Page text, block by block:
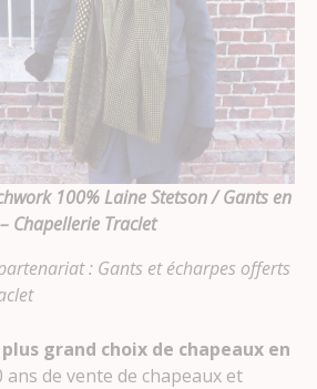
100% Laine Stetson / Gants en
Chapellerie Traclet
: Gants et écharpes offerts
grand choix de chapeaux en
ans de vente de chapeaux et